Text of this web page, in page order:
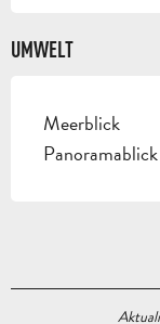
UMWELT
Meerblick
Panoramablick